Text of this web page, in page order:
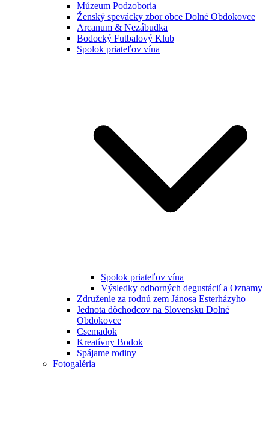
Múzeum Podzoboria
Ženský spevácky zbor obce Dolné Obdokovce
Arcanum & Nezábudka
Bodocký Futbalový Klub
Spolok priateľov vína
Spolok priateľov vína
Výsledky odborných degustácií a Oznamy
Združenie za rodnú zem Jánosa Esterházyho
Jednota dôchodcov na Slovensku Dolné
Obdokovce
Csemadok
Kreatívny Bodok
Spájame rodiny
Fotogaléria